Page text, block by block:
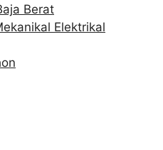
Berat
Elektrikal